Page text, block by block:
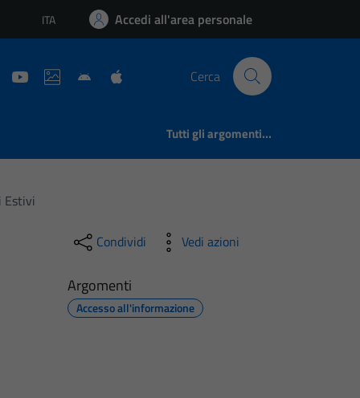
Lingua attiva:
ITA Accedi all'area personale
Cerca
Tutti gli argomenti...
Estivi
Condividi Vedi azioni
Argomenti
Accesso all'informazione